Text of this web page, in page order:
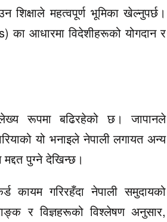
शिक्षाले महत्वपूर्ण भूमिका खेल्नुपर्छ।
का आधारमा विदेशीहरूको योगदान र
रूपमा बढिरहेको छ। जापानले
यो भनाइले नेपाली लगायत अन्य
मद्दत पुग्ने देखिन्छ।
कायम गरिरहँदा नेपाली समुदायको
र विज्ञहरूको विश्लेषण अनुसार,